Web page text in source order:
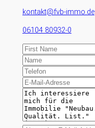
kontakt@fvb-immo.de
06104 80932-0